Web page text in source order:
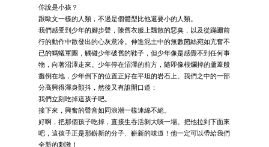
你說是小孩？
跟歐文一樣的人類，不過是個體型比他還要小的人類。
我們感受到少年的腳步聲，陳舊衣服上飄散的惡臭，以及從蹣跚前
行的動作中散發出的心灰意冷。伸進泥土中的無數菌絲宛如亢奮不
已的螞蟻軍團，觸碰少年破舊的鞋子，但少年像是感覺不到任何事
物，向著沼澤走來。少年停在沼澤的前方，隨即像根爛掉的蘆葦般
癱倒在地，少年倒下的位置正好在平坦的岩石上。我們之中的一部
分高興得渾身顫抖，然後又有誰開口道：
我們立刻吃掉這孩子吧。
接下來，興奮的聲音如同浪潮一樣連綿不絕。
好啊，把那個孩子吃掉，直接生吞活剝大啖一場。把他拉到下面來
吧，這孩子正是那嶄新的分子、嶄新的味道！他一定可以帶給我們
全新的刺激！